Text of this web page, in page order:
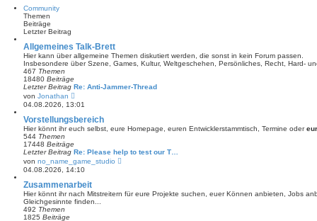
r
e
i
t
r
a
g
Community
Themen
Beiträge
Letzter Beitrag
Allgemeines Talk-Brett
Hier kann über allgemeine Themen diskutiert werden, die sonst in kein Forum passen.
Insbesondere über Szene, Games, Kultur, Weltgeschehen, Persönliches, Recht, Hard-
467 Themen
18480 Beiträge
Letzter Beitrag Re: Anti-Jammer-Thread
von Jonathan
e
u
e
s
t
r
B
e
i
r
a
g
04.08.2026, 13:01
Vorstellungsbereich
Hier könnt ihr euch selbst, eure Homepage, euren Entwicklerstammtisch, Termine oder
544 Themen
17448 Beiträge
Letzter Beitrag Re: Please help to test our T…
von no_name_game_studio
t
04.08.2026, 14:10
Zusammenarbeit
Hier könnt ihr nach Mitstreitern für eure Projekte suchen, euer Können anbieten, Jobs
Gleichgesinnte finden...
492 Themen
1825 Beiträge